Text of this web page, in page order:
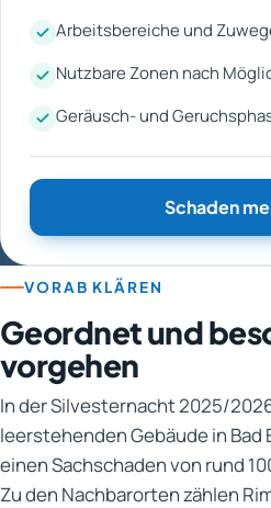
Arbeitsbereiche und
Nutzbare Zonen nach
Geräusch- und
Schaden
VORAB KLÄREN
Geordnet und
vorgehen
In der Silvesternacht 2025/
leerstehenden Gebäude in Bad
einen Sachschaden von rund
Zu den Nachbarorten zählen